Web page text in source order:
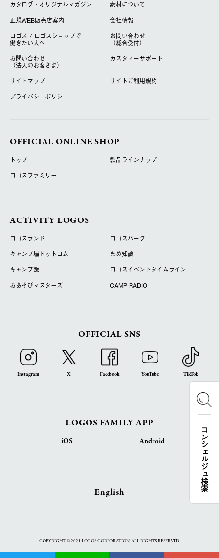
コンシェルジュ検索
カタログ・オリジナルマガジン
素材について
正規WEB販売店案内
会社情報
ロゴス / ロゴスショップで
働きたい人へ
お問い合わせ
（総合受付）
お問い合わせ
（法人のお客さま）
カスタマーサポート
サイトマップ
サイトご利用規約
プライバシーポリシー
OFFICIAL ONLINE SHOP
トップ
製品ラインナップ
ロゴスファミリー
ACTIVITY LOGOS
ロゴスランド
ロゴスパーク
キャンプ場ドットコム
まめ知識
キャンプ飯
ロゴスイベントタイムライン
おあそびマスターズ
CAMP RADIO
OFFICIAL SNS
Instagram X Facebook YouTube TikTok
LOGOS FAMILY APP
iOS Android
English
COPYRIGHT © 2021 LOGOS CORPORATION. ALL RIGHTS RESERVED.